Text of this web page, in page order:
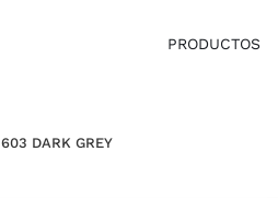
PRODUCTOS
603 DARK GREY